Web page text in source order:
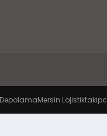
Mersin Lojistik